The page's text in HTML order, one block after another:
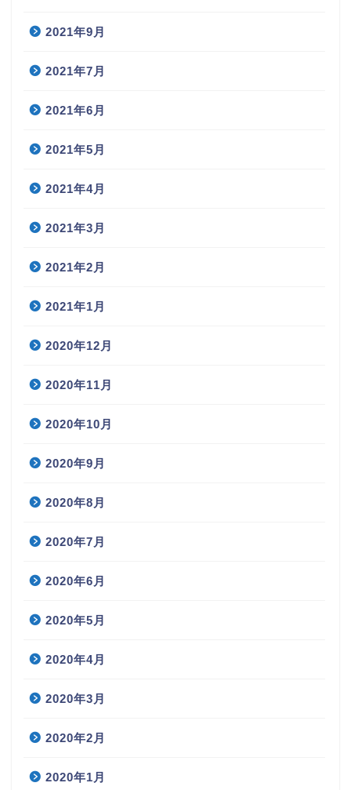
2021年9月
2021年7月
2021年6月
2021年5月
2021年4月
2021年3月
2021年2月
2021年1月
2020年12月
2020年11月
2020年10月
2020年9月
2020年8月
2020年7月
2020年6月
2020年5月
2020年4月
2020年3月
2020年2月
2020年1月